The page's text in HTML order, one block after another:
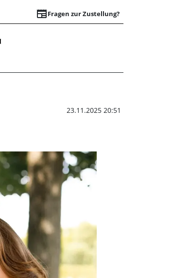
newspaperFragen zur Zustellung?
Brücken bauen
23.11.2025 20:51